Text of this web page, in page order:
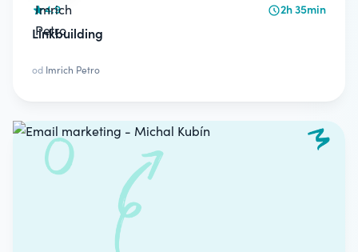
4.9 2h 35min
Linkbuilding
od Imrich Petro